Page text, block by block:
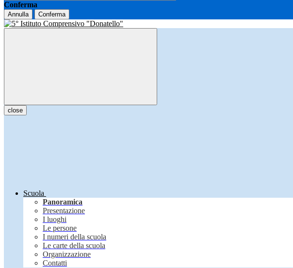
Conferma
Annulla Conferma
close
Scuola
Panoramica
Presentazione
I luoghi
Le persone
I numeri della scuola
Le carte della scuola
Organizzazione
Contatti